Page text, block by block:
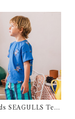
SEAGULLS Tee